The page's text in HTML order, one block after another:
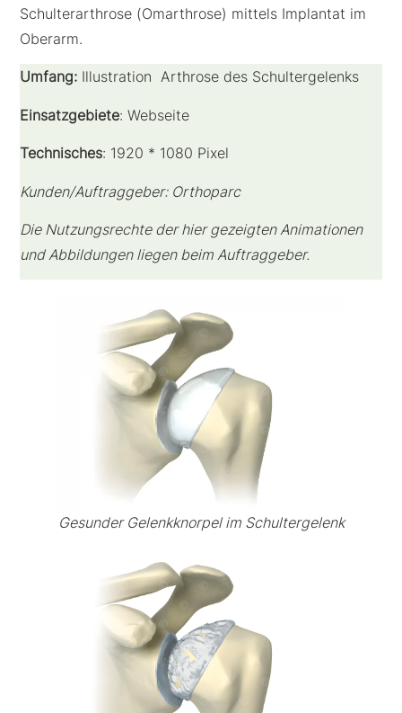
Schulterarthrose (Omarthrose) mittels Implantat im
Oberarm.
Umfang: Illustration Arthrose des Schultergelenks
Einsatzgebiete: Webseite
Technisches: 1920 * 1080 Pixel
Kunden/Auftraggeber: Orthoparc
Die Nutzungsrechte der hier gezeigten Animationen
und Abbildungen liegen beim Auftraggeber.
Gesunder Gelenkknorpel im Schultergelenk